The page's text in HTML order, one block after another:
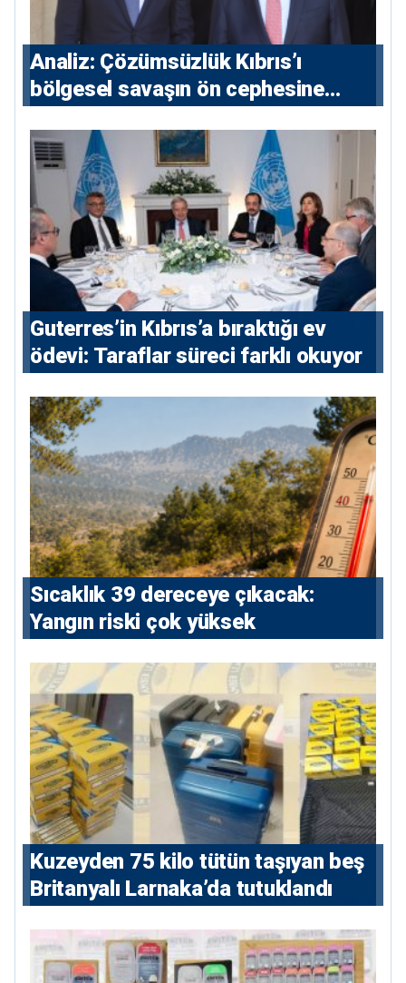
Analiz: Çözümsüzlük Kıbrıs’ı
bölgesel savaşın ön cephesine
Guterres’in Kıbrıs’a bıraktığı ev
ödevi: Taraflar süreci farklı okuyor
Sıcaklık 39 dereceye çıkacak:
Yangın riski çok yüksek
Kuzeyden 75 kilo tütün taşıyan beş
Britanyalı Larnaka’da tutuklandı